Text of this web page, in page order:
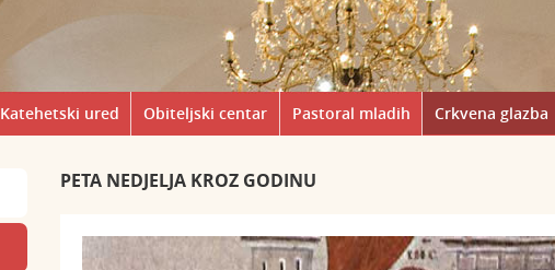
Katehetski ured Obiteljski centar Pastoral mladih Crkvena glazba
PETA NEDJELJA KROZ GODINU